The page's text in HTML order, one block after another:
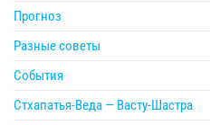
Прогноз
Разные советы
События
Стхапатья-Веда — Васту-Шастра